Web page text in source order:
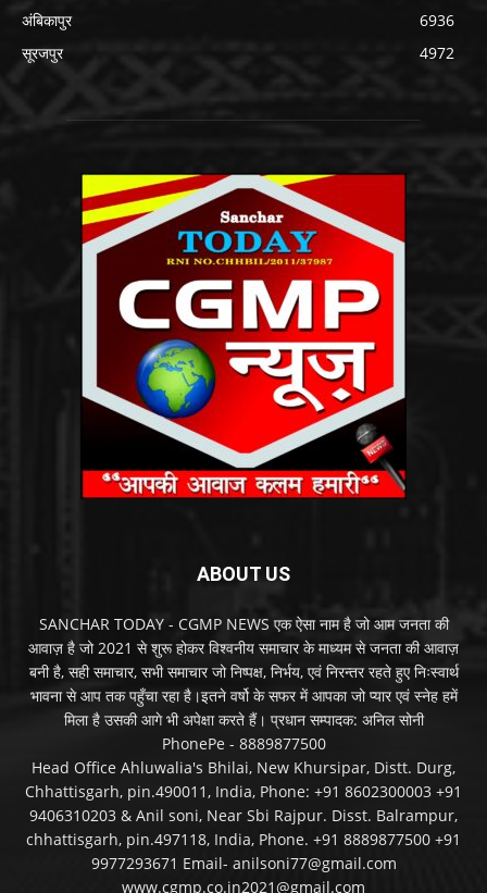
अंबिकापुर
6936
सूरजपुर
4972
ABOUT US
SANCHAR TODAY - CGMP NEWS एक ऐसा नाम है जो आम जनता की
आवाज़ है जो 2021 से शुरू होकर विश्वनीय समाचार के माध्यम से जनता की आवाज़
बनी है, सही समाचार, सभी समाचार जो निष्पक्ष, निर्भय, एवं निरन्तर रहते हुए निःस्वार्थ
भावना से आप तक पहुँचा रहा है।इतने वर्षो के सफर में आपका जो प्यार एवं स्नेह हमें
मिला है उसकी आगे भी अपेक्षा करते हैं। प्रधान सम्पादक: अनिल सोनी
PhonePe - 8889877500
Head Office Ahluwalia's Bhilai, New Khursipar, Distt. Durg,
Chhattisgarh, pin.490011, India, Phone: +91 8602300003 +91
9406310203 & Anil soni, Near Sbi Rajpur. Disst. Balrampur,
chhattisgarh, pin.497118, India, Phone. +91 8889877500 +91
9977293671 Email- anilsoni77@gmail.com
www.cgmp.co.in2021@gmail.com